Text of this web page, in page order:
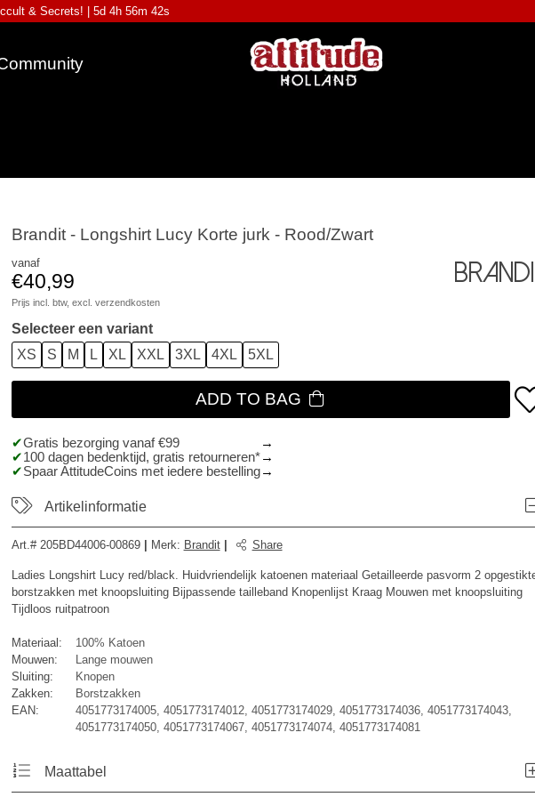
& Secrets! | 5d 4h 56m 42s
Brandit - Longshirt Lucy Korte jurk - Rood/Zwart
vanaf
€40,99
Prijs incl. btw, excl. verzendkosten
Selecteer een variant
XS
S M L XL XXL 3XL 4XL 5XL
ADD TO BAG
Gratis bezorging vanaf €99
100 dagen bedenktijd, gratis retourneren*
Spaar AttitudeCoins met iedere bestelling
Artikelinformatie
Art.# 205BD44006-00869 Merk: Brandit Share
Ladies Longshirt Lucy red/black. Huidvriendelijk katoenen materiaal Getailleerde pasvorm 2
borstzakken met knoopsluiting Bijpassende tailleband Knopenlijst Kraag Mouwen met knoopsluiting
Tijdloos ruitpatroon
Materiaal:
100% Katoen
Mouwen:
Lange mouwen
Sluiting:
Knopen
Zakken:
Borstzakken
EAN:
4051773174005, 4051773174012, 4051773174029, 4051773174036, 4051773174043,
4051773174050, 4051773174067, 4051773174074, 4051773174081
Maattabel